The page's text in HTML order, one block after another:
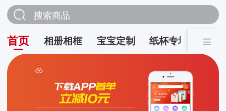
搜索商品
首页 相册相框 宝宝定制 纸杯专场 营销